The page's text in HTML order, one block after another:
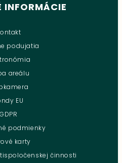
INFORMÁCIE
podujatia
areálu
EU
GDPR
podmienky
karty
činnosti